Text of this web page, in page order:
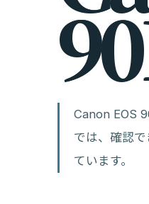
90
Canon EOS
では、確認
ています。